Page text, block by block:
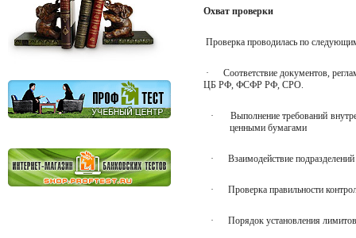
Охват проверки
Проверка проводилась по
·
Соответствие документов,
ЦБ РФ, ФСФР РФ, СРО.
·
Выполнение требований
ценными бумагами
· Взаимодействие
· Проверка правильности
· Порядок установления